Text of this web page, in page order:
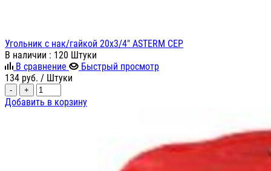
Угольник с нак/гайкой 20х3/4" ASTERM СЕР
В наличии : 120 Штуки
В сравнение
Быстрый просмотр
134 руб. / Штуки
- +
Добавить в корзину